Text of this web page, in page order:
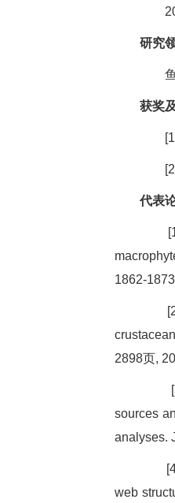
研究
鱼
获奖
[1]
[2]
代表
[1]
1862-
[2]
2898页,
[3]
sources
analyses.
[4]
web